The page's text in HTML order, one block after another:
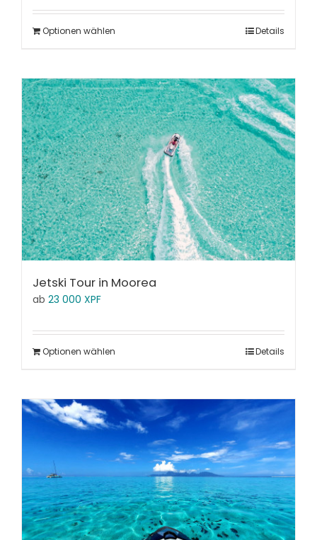
Optionen wählen Details
Jetski Tour in Moorea
ab 23 000 XPF
Optionen wählen Details